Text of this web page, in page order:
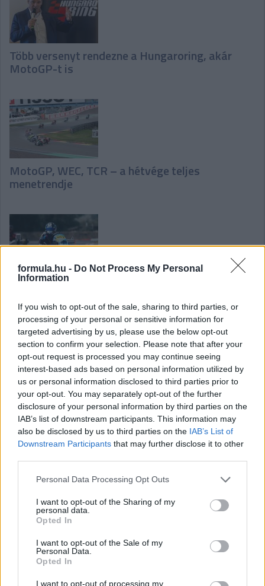
formula.hu - Do Not Process My Personal
Information
If you wish to opt-out of the sale, sharing to third parties, or
processing of your personal or sensitive information for
targeted advertising by us, please use the below opt-out
section to confirm your selection. Please note that after your
opt-out request is processed you may continue seeing
interest-based ads based on personal information utilized by
us or personal information disclosed to third parties prior to
your opt-out. You may separately opt-out of the further
disclosure of your personal information by third parties on the
IAB’s list of downstream participants. This information may
also be disclosed by us to third parties on the IAB’s List of
Downstream Participants that may further disclose it to other
Please note that this website/app uses one or more Google
not limited to your visit or usage behaviour. You may click to
grant or deny consent to Google and its third-party tags to
use your data for below specified purposes in below Google
consent section.
Personal Data Processing Opt Outs
I want to opt-out of the Sharing of my
personal data.
Opted In
I want to opt-out of the Sale of my
Personal Data.
Opted In
I want to opt-out of processing my
Több versenyt rendezne a Hungaroring, akár
MotoGP-t is
MotoGP, WEC, TCR – a hétvége teljes
menetrendje
Szlovákia egyik legsikeresebb csapata visszatér
a Rotax kategóriába
Két magyar dobogó a GT Open hungaroringi
hétvégéjén
Történelmi magyar siker: Molnár Martin pole-
ban a Hungaroringen